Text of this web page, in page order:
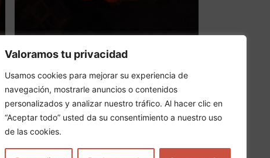
Valoramos tu privacidad
Usamos cookies para mejorar su experiencia de
navegación, mostrarle anuncios o contenidos
personalizados y analizar nuestro tráfico. Al hacer clic en
“Aceptar todo” usted da su consentimiento a nuestro uso
de las cookies.
SIGUIENTE
Espectáculo Cultural Baile – Jesús Carmona